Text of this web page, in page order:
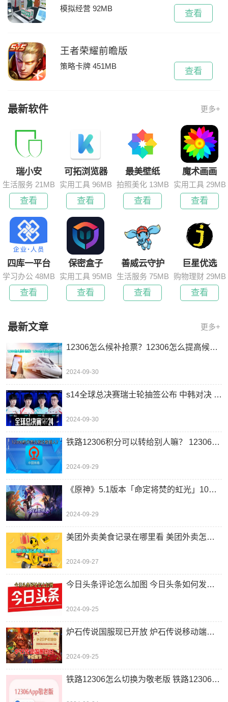
模拟经营 92MB 查看
王者荣耀前瞻版
策略卡牌 451MB 查看
最新软件 更多+
瑞小安
生活服务 21MB
查看
可拓浏览器
实用工具 96MB
查看
最美壁纸
拍照美化 13MB
查看
魔术画画
实用工具 29MB
查看
四库一平台
学习办公 48MB
查看
保密盒子
实用工具 95MB
查看
善威云守护
生活服务 75MB
查看
巨星优选
购物理财 29MB
查看
最新文章 更多+
12306怎么候补抢票？12306怎么提高候补几率？
2024-09-30
s14全球总决赛瑞士轮抽签公布 中韩对决 10 月 3 日打响！
2024-09-30
铁路12306积分可以转给别人嘛？ 12306积分怎么转让给别人？
2024-09-29
《原神》5.1版本「命定将焚的虹光」10月9日上线！
2024-09-29
美团外卖美食记录在哪里看 美团外卖怎么看每餐的热量？
2024-09-27
今日头条评论怎么加图 今日头条如何发图片评论？
2024-09-25
炉石传说国服现已开放 炉石传说移动端回归！
2024-09-25
铁路12306怎么切换为敬老版 铁路12306如何设置敬老模式？